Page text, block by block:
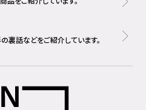
裏話などをご紹介しています。